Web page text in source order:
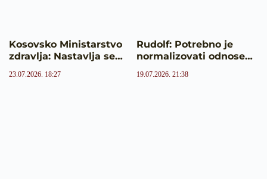
Kosovsko Ministarstvo
zdravlja: Nastavlja se…
23.07.2026. 18:27
Rudolf: Potrebno je
normalizovati odnose…
19.07.2026. 21:38